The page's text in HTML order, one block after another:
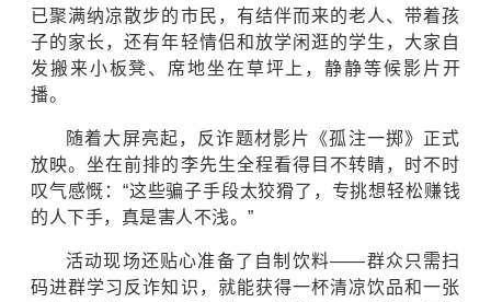
已聚满纳凉散步的市民，有结伴而来的老人、带着孩
子的家长，还有年轻情侣和放学闲逛的学生，大家自
发搬来小板凳、席地坐在草坪上，静静等候影片开
播。
随着大屏亮起，反诈题材影片《孤注一掷》正式
放映。坐在前排的李先生全程看得目不转睛，时不时
叹气感慨：“这些骗子手段太狡猾了，专挑想轻松赚钱
的人下手，真是害人不浅。”
活动现场还贴心准备了自制饮料——群众只需扫
码进群学习反诈知识，就能获得一杯清凉饮品和一张